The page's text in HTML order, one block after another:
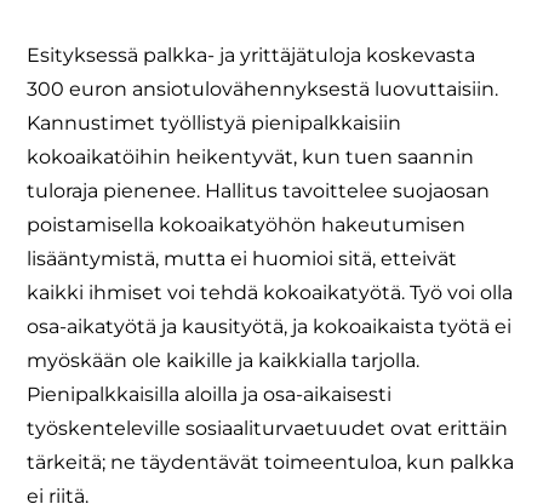
Esityksessä palkka- ja yrittäjätuloja koskevasta
300 euron ansiotulovähennyksestä luovuttaisiin.
Kannustimet työllistyä pienipalkkaisiin
kokoaikatöihin heikentyvät, kun tuen saannin
tuloraja pienenee. Hallitus tavoittelee suojaosan
poistamisella kokoaikatyöhön hakeutumisen
lisääntymistä, mutta ei huomioi sitä, etteivät
kaikki ihmiset voi tehdä kokoaikatyötä. Työ voi olla
osa-aikatyötä ja kausityötä, ja kokoaikaista työtä ei
myöskään ole kaikille ja kaikkialla tarjolla.
Pienipalkkaisilla aloilla ja osa-aikaisesti
työskenteleville sosiaaliturvaetuudet ovat erittäin
tärkeitä; ne täydentävät toimeentuloa, kun palkka
ei riitä.